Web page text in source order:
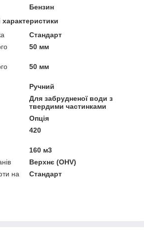
Бензин
Стандарт
50 мм
50 мм
Ручний
Для забрудненої води з
твердими частинками
Опція
420
160 м3
Верхнє (OHV)
на
Стандарт